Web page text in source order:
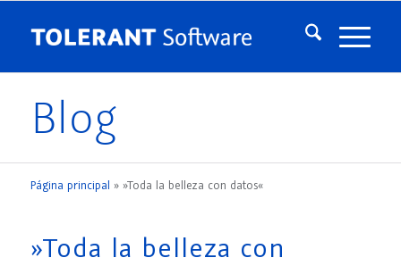
Blog
Página principal » »Toda la belleza con datos«
»Toda la belleza con